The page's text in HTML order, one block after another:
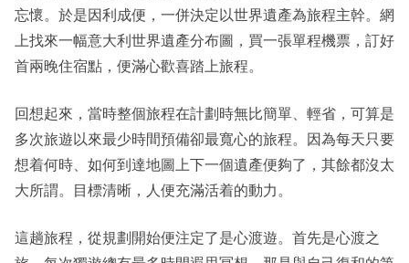
忘懷。於是因利成便，一併決定以世界遺產為旅程主幹。網
上找來一幅意大利世界遺產分布圖，買一張單程機票，訂好
首兩晚住宿點，便滿心歡喜踏上旅程。
回想起來，當時整個旅程在計劃時無比簡單、輕省，可算是
多次旅遊以來最少時間預備卻最寬心的旅程。因為每天只要
想着何時、如何到達地圖上下一個遺產便夠了，其餘都沒太
大所謂。目標清晰，人便充滿活着的動力。
這趟旅程，從規劃開始便注定了是心渡遊。首先是心渡之